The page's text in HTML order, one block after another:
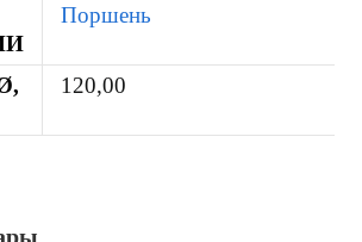
Поршень
120,00